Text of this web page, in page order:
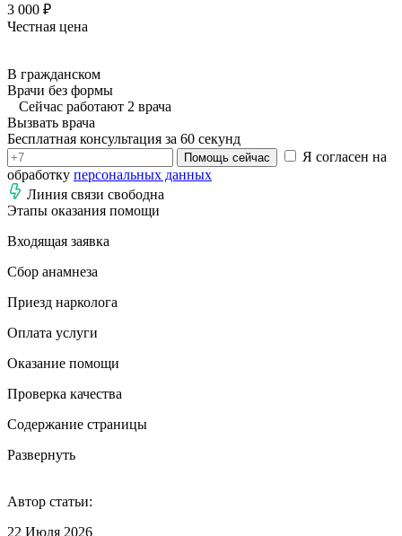
3 000 ₽
Честная цена
В гражданском
Врачи без формы
Сейчас работают 2 врача
Вызвать врача
Бесплатная консультация за 60 секунд
Помощь сейчас
Я согласен на
обработку персональных данных
Линия связи свободна
Этапы оказания помощи
Входящая заявка
Сбор анамнеза
Приезд нарколога
Оплата услуги
Оказание помощи
Проверка качества
Содержание страницы
Развернуть
Автор статьи:
22 Июля 2026